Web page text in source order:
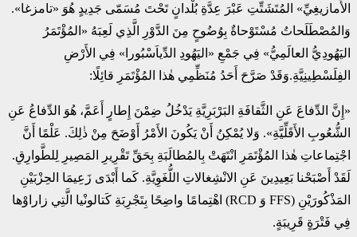
الأَمازيغِيِّ» المُتَشَتِّتِ عَبْرَ عِدَّةِ بُلْدانٍ تَحْتَ مُسَمّى جَدِيدٍ هُوَ «تامزغا».
وَالمُصْطَلَحاتُ مُسْتَوْحاةٌ بِوُضُوحٍ مِنَ الدَّوْرِ الَّذِي لَعِبَهُ «المُؤْتَمَرُ
اليَهُودِيُّ العالَمِيُّ» فِي جَمْعِ «اليَهُودِ الدِّياَسْبُورا» فِي الأَرْضِ
الفِلَسْطِينِيَّةِ.وَقَدْ صَرَّحَ أَحَدُ مُنَظِّمِي هٰذا المُؤْتَمَرِ قائِلًا:
«إِنَّ الدِّفاعَ عَنِ الثَّقافَةِ البَرْبَرِيَّةِ يَدْخُلُ ضِمْنَ إِطارٍ أَعَمَّ، هُوَ الدِّفاعُ عَنِ
الشُّعُوبِ الأَقَلِّيَّةِ». وَلا يُمْكِنُ أَنْ يَكُونَ الأَمْرُ أَوْضَحَ مِنْ ذٰلِكَ. عَلْمًا أَنَّ
اجْتِماعاتِ هٰذا المُؤْتَمَرِ انْتَهَتْ بِالمُطالَبَةِ بِحَقِّ تَقْرِيرِ المَصِيرِ لِلطَّوارِقِ.
لَقَدْ أَصْبَحْنا بَعِيدِينَ عَنِ الانْشِغالاتِ اللُّغَوِيَّةِ. كَما أَبْدَى زَعِيمَا الحِزْبَيْنِ
المَذْكُورَيْنِ (FFS وَ RCD) اهْتِمامًا واضِحًا بِتَجْرِبَةِ كَتالونْيا الَّتِي زاراوْها
فِي فَتْرَةٍ قَرِيبَةٍ.